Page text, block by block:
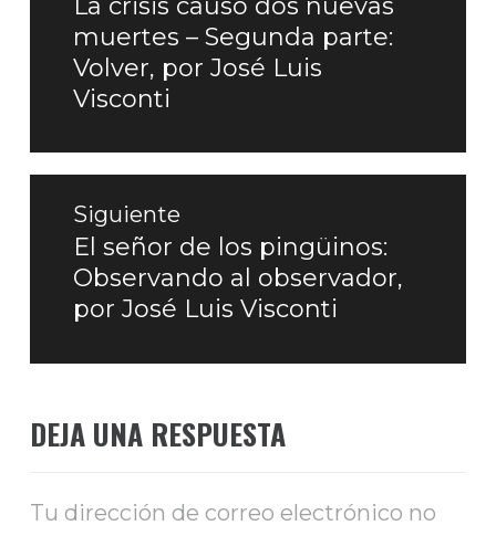
entradas
Entrada
anterior:
muertes – Segunda parte:
Volver, por José Luis
Visconti
Siguiente
Entrada
siguiente:
El señor de los pingüinos:
Observando al observador,
por José Luis Visconti
DEJA UNA RESPUESTA
Tu dirección de correo electrónico no